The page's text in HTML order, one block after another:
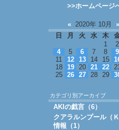
>>ホームページ
« 2020年 10月 »
日
月 火 水 木
1
2
4
5 6 7 8 9
11
12 13 14 15
18
19 20 21 22
25
26 27 28 29
カテゴリ別アーカイブ
AKIの戯言（6）
クアラルンプール（Ｋ
情報（1）